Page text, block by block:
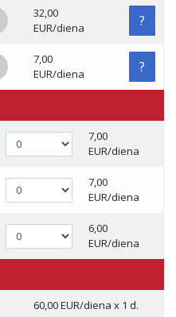
32,00
EUR/diena
?
7,00
EUR/diena
?
7,00
EUR/diena
7,00
EUR/diena
6,00
EUR/diena
60,00 EUR/diena x 1 d.